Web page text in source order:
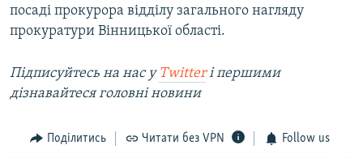
посаді прокурора відділу загального нагляду
прокуратури Вінницької області.
Підписуйтесь на нас у Twitterі першими
дізнавайтеся головні новини
Поділитись Читати без VPN Follow us